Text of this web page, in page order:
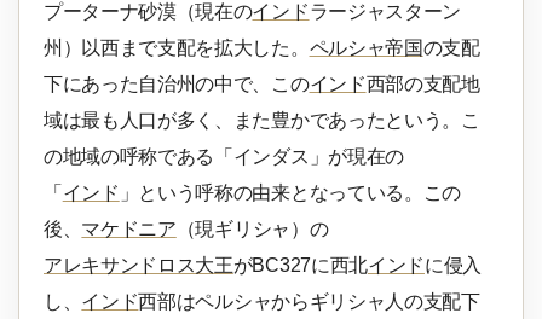
プーターナ砂漠（現在のインドラージャスターン
州）以西まで支配を拡大した。 ペルシャ帝国の支配
下にあった自治州の中で、このインド西部の支配地
域は最も人口が多く、また豊かであったという。こ
の地域の呼称である「インダス」が現在の
「 インド 」という呼称の由来となっている。この
後、 マケドニア （現ギリシャ）の
アレキサンドロス大王がBC327に西北インドに侵入
し、 インド西部はペルシャからギリシャ人の支配下